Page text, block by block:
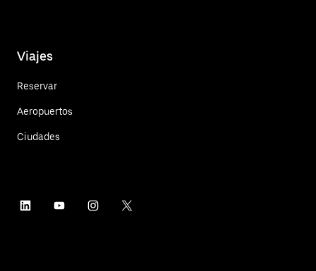
Viajes
Reservar
Aeropuertos
Ciudades